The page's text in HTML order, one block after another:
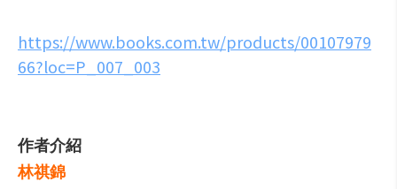
https://www.books.com.tw/products/00107979
66?loc=P_007_003
作者介紹
林祺錦